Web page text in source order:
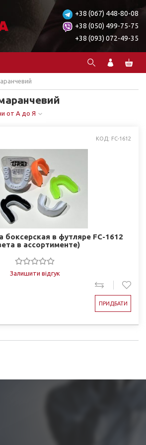
+38 (067) 448-80-08
+38 (050) 499-75-75
+38 (093) 072-49-35
от А до Я
КОД: FC-1612
боксерская в футляре FC-1612
в ассортименте)
Залишити відгук
ПРИДБАТИ